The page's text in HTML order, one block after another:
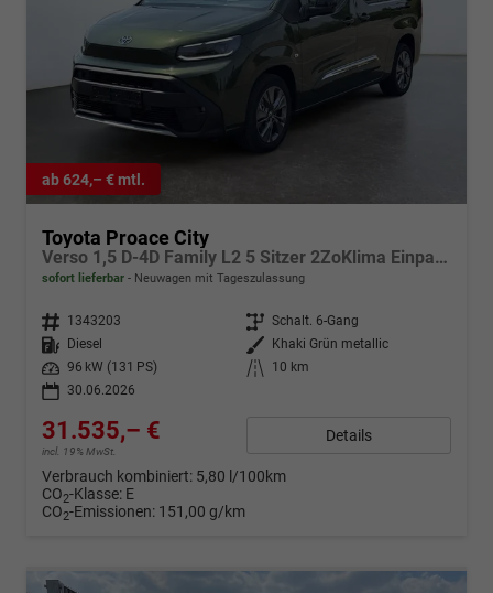
ab 624,– € mtl.
Toyota Proace City
Verso 1,5 D-4D Family L2 5 Sitzer 2ZoKlima Einparkhilfe Apple Kamera 17 Zoll AluTempomat DAB 10 Display
sofort lieferbar Neuwagen mit Tageszulassung
Fahrzeugnr. 1343203 Getriebe Schalt. 6-Gang
Kraftstoff
Diesel Außenfarbe
Khaki Grün metallic
Leistung
96 kW (131 PS) Kilometerstand
10 km
30.06.2026
31.535,– €
incl. 19% MwSt.
Details
Verbrauch kombiniert: 5,80 l/100km
CO2-Klasse: E
CO2-Emissionen: 151,00 g/km